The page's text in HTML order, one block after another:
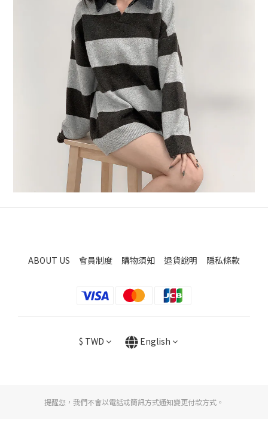
ABOUT US 會員制度 購物須知 退貨說明 隱私條款
$ TWD English
提醒您，我們不會以電話或簡訊方式通知變更付款方式。